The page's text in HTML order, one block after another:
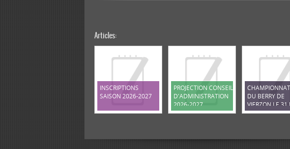
Articles:
INSCRIPTIONS
SAISON 2026-2027
PROJECTION CONSEIL
D'ADMINISTRATION
2026-2027
DU BERRY DE
VIERZON LE 31
2026